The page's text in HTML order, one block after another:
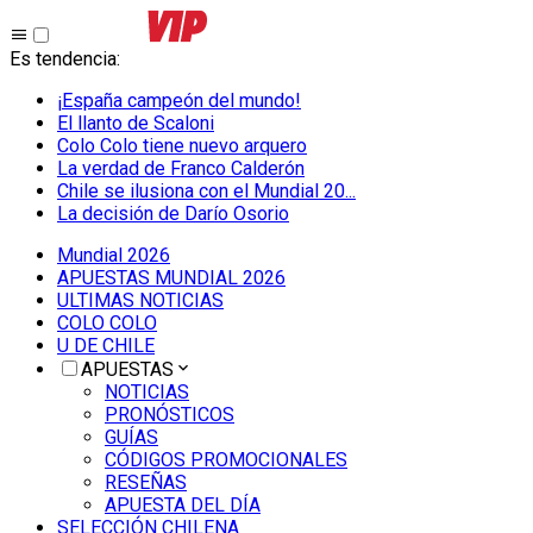
Es tendencia:
¡España campeón del mundo!
El llanto de Scaloni
Colo Colo tiene nuevo arquero
La verdad de Franco Calderón
Chile se ilusiona con el Mundial 20...
La decisión de Darío Osorio
Mundial 2026
APUESTAS MUNDIAL 2026
ULTIMAS NOTICIAS
COLO COLO
U DE CHILE
APUESTAS
NOTICIAS
PRONÓSTICOS
GUÍAS
CÓDIGOS PROMOCIONALES
RESEÑAS
APUESTA DEL DÍA
SELECCIÓN CHILENA